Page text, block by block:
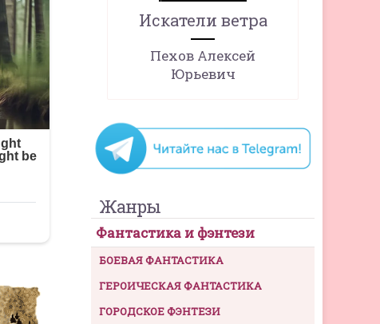
Искатели ветра
Пехов Алексей
Юрьевич
Жанры
Фантастика и фэнтези
БОЕВАЯ ФАНТАСТИКА
ГЕРОИЧЕСКАЯ ФАНТАСТИКА
ГОРОДСКОЕ ФЭНТЕЗИ